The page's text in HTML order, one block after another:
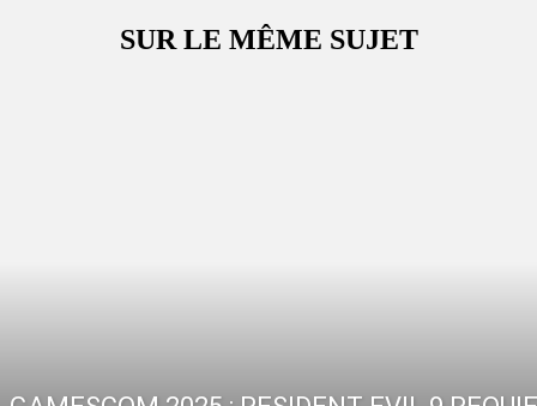
SUR LE MÊME SUJET